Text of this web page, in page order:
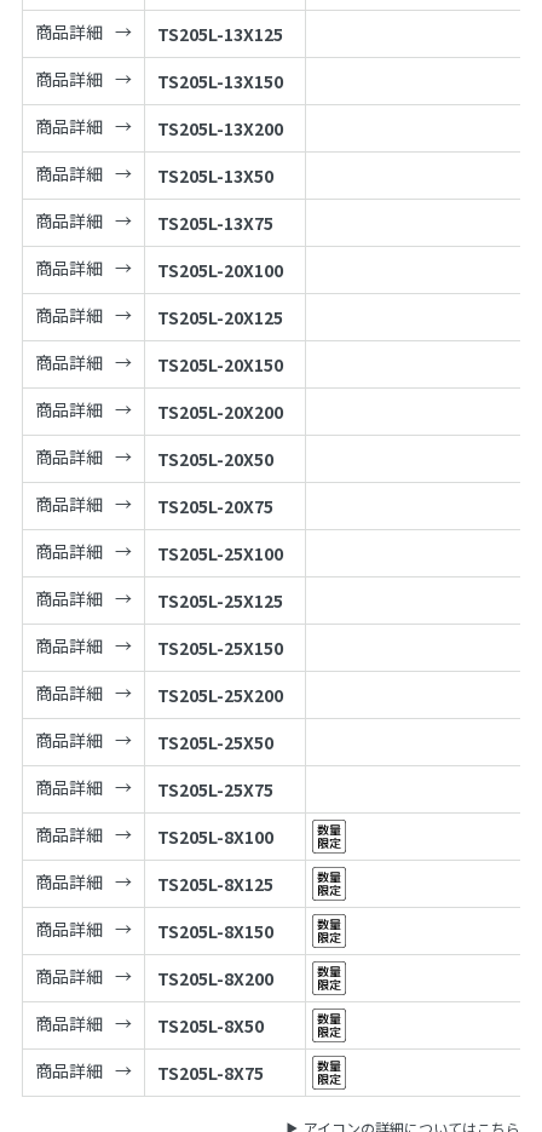
商品詳細
TS205L-13X125
商品詳細
TS205L-13X150
商品詳細
TS205L-13X200
商品詳細
TS205L-13X50
商品詳細
TS205L-13X75
商品詳細
TS205L-20X100
商品詳細
TS205L-20X125
商品詳細
TS205L-20X150
商品詳細
TS205L-20X200
商品詳細
TS205L-20X50
商品詳細
TS205L-20X75
商品詳細
TS205L-25X100
商品詳細
TS205L-25X125
商品詳細
TS205L-25X150
商品詳細
TS205L-25X200
商品詳細
TS205L-25X50
商品詳細
TS205L-25X75
商品詳細
TS205L-8X100
商品詳細
TS205L-8X125
商品詳細
TS205L-8X150
商品詳細
TS205L-8X200
商品詳細
TS205L-8X50
商品詳細
TS205L-8X75
アイコンの詳細についてはこちら